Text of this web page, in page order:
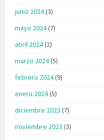
junio 2024(3)
mayo 2024(7)
abril 2024(2)
marzo 2024(5)
febrero 2024(9)
enero 2024(5)
diciembre 2023 (7)
noviembre 2023 (3)